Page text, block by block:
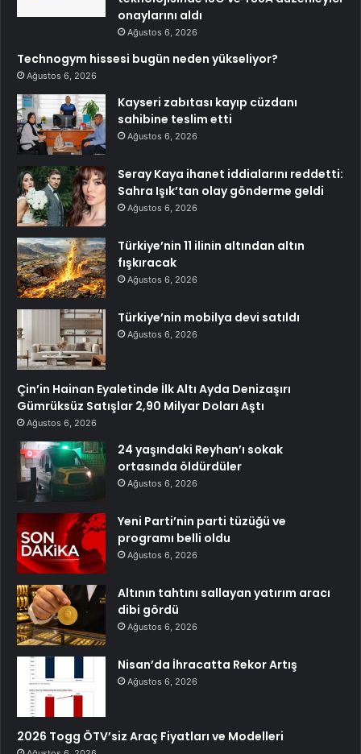
onaylarını aldı
Ağustos 6, 2026
Technogym hissesi bugün neden yükseliyor?
Ağustos 6, 2026
Kayseri zabıtası kayıp cüzdanı
sahibine teslim etti
Ağustos 6, 2026
Seray Kaya ihanet iddialarını reddetti:
Sahra Işık’tan olay gönderme geldi
Ağustos 6, 2026
Türkiye’nin 11 ilinin altından altın
fışkıracak
Ağustos 6, 2026
Türkiye’nin mobilya devi satıldı
Ağustos 6, 2026
Çin’in Hainan Eyaletinde İlk Altı Ayda Denizaşırı
Gümrüksüz Satışlar 2,90 Milyar Doları Aştı
Ağustos 6, 2026
24 yaşındaki Reyhan’ı sokak
ortasında öldürdüler
Ağustos 6, 2026
Yeni Parti’nin parti tüzüğü ve
programı belli oldu
Ağustos 6, 2026
Altının tahtını sallayan yatırım aracı
dibi gördü
Ağustos 6, 2026
Nisan’da İhracatta Rekor Artış
Ağustos 6, 2026
2026 Togg ÖTV’siz Araç Fiyatları ve Modelleri